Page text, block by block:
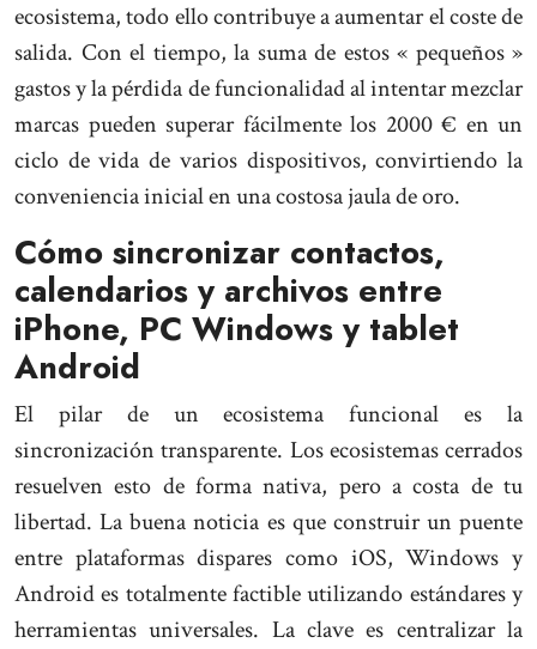
ecosistema, todo ello contribuye a aumentar el coste de
salida. Con el tiempo, la suma de estos « pequeños »
gastos y la pérdida de funcionalidad al intentar mezclar
marcas pueden superar fácilmente los 2000 € en un
ciclo de vida de varios dispositivos, convirtiendo la
conveniencia inicial en una costosa jaula de oro.
Cómo sincronizar contactos,
calendarios y archivos entre
iPhone, PC Windows y tablet
Android
El pilar de un ecosistema funcional es la
sincronización transparente. Los ecosistemas cerrados
resuelven esto de forma nativa, pero a costa de tu
libertad. La buena noticia es que construir un puente
entre plataformas dispares como iOS, Windows y
Android es totalmente factible utilizando estándares y
herramientas universales. La clave es centralizar la